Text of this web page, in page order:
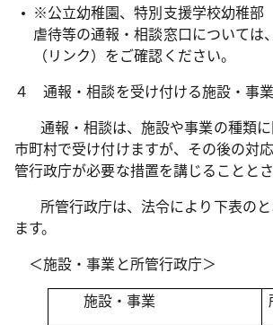
※公立幼稚園、特別支援学校幼稚部
虐待等の通報・相談窓口については、
（リンク）をご確認ください。
４ 通報・相談を受け付ける施設・事業
通報・相談は、施設や事業の種類に
市町村で受け付けますが、その後の対
管行政庁が必要な措置を講じることとさ
所管行政庁は、法令により下表のと
ます。
＜施設・事業と所管行政庁＞
施設・事業